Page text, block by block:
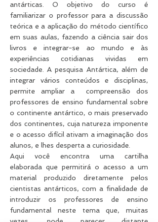
antárticas. O objetivo do curso é
familiarizar o professor para a discussão
teórica e a aplicação do método científico
em suas aulas, fazendo a ciência sair dos
livros e integrar-se ao mundo e às
experiências cotidianas vividas em
sociedade. A pesquisa Antártica, além de
integrar vários conteúdos e disciplinas,
permite ampliar a compreensão dos
professores de ensino fundamental sobre
o continente antártico, o mais preservado
dos continentes, cuja natureza imponente
e o acesso difícil ativam a imaginação dos
alunos, e lhes desperta a curiosidade.
Aqui você encontra uma cartilha
elaborada que permitirá o acesso a um
material produzido diretamente pelos
cientistas antárticos, com a finalidade de
introduzir os professores de ensino
fundamental neste tema que, muitas